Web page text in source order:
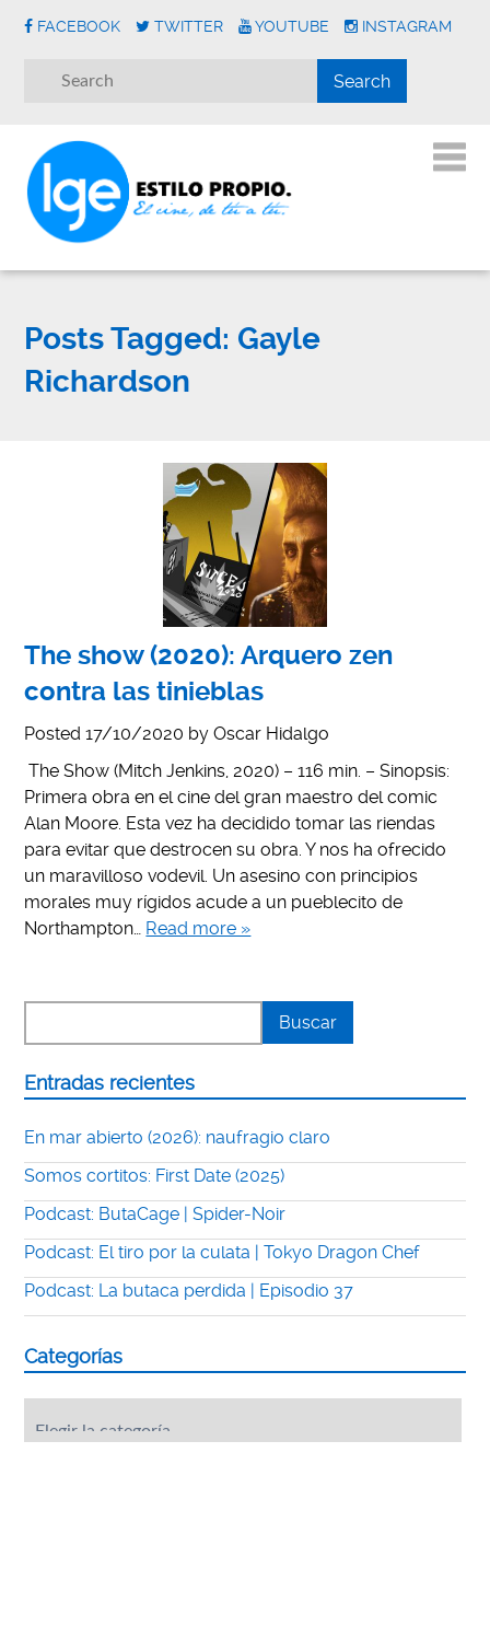
FACEBOOK TWITTER YOUTUBE INSTAGRAM
Posts Tagged: Gayle
Richardson
The show (2020): Arquero zen
contra las tinieblas
Posted17/10/2020 byOscar Hidalgo
The Show (Mitch Jenkins, 2020) – 116 min. – Sinopsis:
Primera obra en el cine del gran maestro del comic
Alan Moore. Esta vez ha decidido tomar las riendas
para evitar que destrocen su obra. Y nos ha ofrecido
un maravilloso vodevil. Un asesino con principios
morales muy rígidos acude a un pueblecito de
Northampton… Read more »
Entradas recientes
En mar abierto (2026): naufragio claro
Somos cortitos: First Date (2025)
Podcast: ButaCage | Spider-Noir
Podcast: El tiro por la culata | Tokyo Dragon Chef
Podcast: La butaca perdida | Episodio 37
Categorías